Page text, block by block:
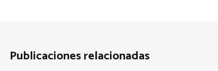
Publicaciones relacionadas